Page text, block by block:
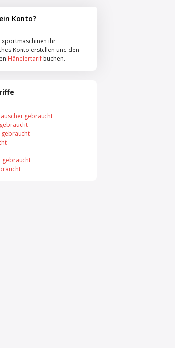
Konto?
ihr
Konto erstellen und den
Händlertarif buchen.
gebraucht
gebraucht